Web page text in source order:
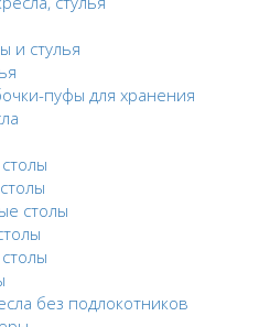
и стулья
пуфы для хранения
столы
без подлокотников